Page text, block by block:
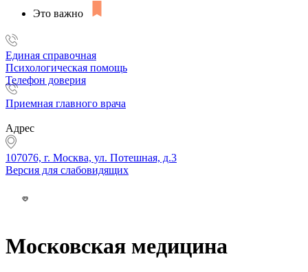
Это важно
Единая справочная
Психологическая помощь
Телефон доверия
Приемная главного врача
Адрес
107076, г. Москва, ул. Потешная, д.3
Версия для слабовидящих
Московская медицина